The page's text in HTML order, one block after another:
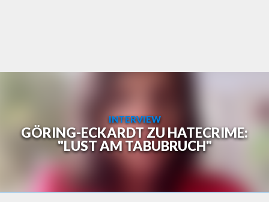
INTERVIEW
GÖRING-ECKARDT ZU HATECRIME:
"LUST AM TABUBRUCH"